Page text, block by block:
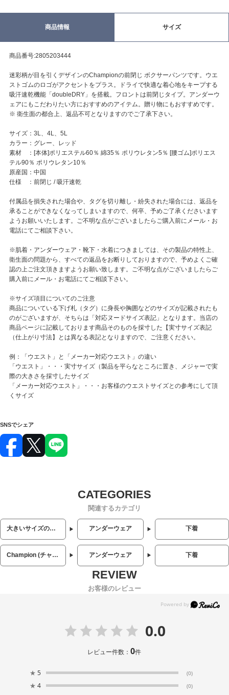
商品情報 サイズ
商品番号:2805203444
迷彩柄が目を引くデザインのChampionの前閉じ ボクサーパンツです。ウエ
ストゴムのロゴがアクセントをプラス。ドライで快適な着心地をキープする
吸汗速乾機能「doubleDRY」を搭載。フロントは前閉じタイプ。アンダーウ
ェアにもこだわりたい方におすすめのアイテム。贈り物にもおすすめです。
※ 衛生面の都合上、返品不可となりますのでご了承下さい。
サイズ：3L、4L、5L
カラー：グレー、レッド
素材 ：[本体]ポリエステル60％ 綿35％ ポリウレタン5％ [腰ゴム]ポリエス
テル90％ ポリウレタン10％
原産国：中国
仕様 ：前閉じ / 吸汗速乾
付属品を損失された場合や、タグを切り離し・紛失された場合には、返品を
承ることができなくなってしまいますので、何卒、予めご了承くださいます
ようお願いいたします。ご不明な点がございましたらご購入前にメール・お
電話にてご相談下さい。
※肌着・アンダーウェア・靴下・水着につきましては、その製品の特性上、
衛生面の問題から、すべての返品をお断りしておりますので、予めよくご確
認の上ご注文頂きますようお願い致します。ご不明な点がございましたらご
購入前にメール・お電話にてご相談下さい。
※サイズ項目についてのご注意
商品についている下げ札（タグ）に身長や胸囲などのサイズが記載されたも
のがございますが、そちらは「対応ヌードサイズ表記」となります。当店の
商品ページに記載しております商品そのものを採寸した【実寸サイズ表記
（仕上がり寸法】とは異なる表記となりますので、ご注意ください。
例：「ウエスト」と「メーカー対応ウエスト」の違い
「ウエスト」・・・実寸サイズ（製品を平らなところに置き、メジャーで実
際の大きさを採寸したサイズ
「メーカー対応ウエスト」・・・お客様のウエストサイズとの参考にして頂
くサイズ
SNSでシェア
関連するカテゴリ
大きいサイズのメンズ服 アンダーウェア 下着
Champion (チャンピオン) アンダーウェア 下着
お客様のレビュー
0.0
レビュー件数：0件
★ 5 (0)
★ 4 (0)